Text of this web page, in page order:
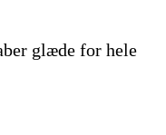
glæde for hele